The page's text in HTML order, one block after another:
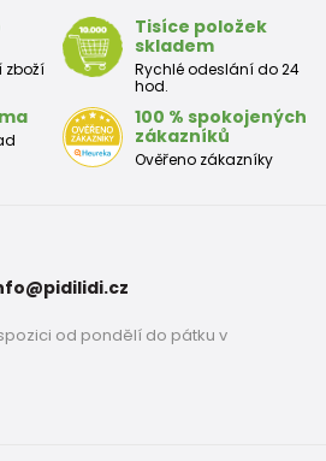
zboží
Tisíce položek
skladem
Rychlé odeslání do 24
hod.
100 % spokojených
zákazníků
Ověřeno zákazníky
od pondělí do pátku v